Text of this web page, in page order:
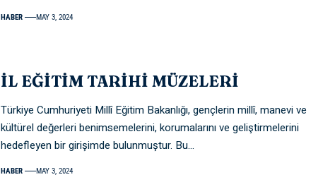
HABER MAY 3, 2024
İL EĞİTİM TARİHİ MÜZELERİ
Türkiye Cumhuriyeti Millî Eğitim Bakanlığı, gençlerin millî, manevi ve
kültürel değerleri benimsemelerini, korumalarını ve geliştirmelerini
hedefleyen bir girişimde bulunmuştur. Bu…
HABER MAY 3, 2024